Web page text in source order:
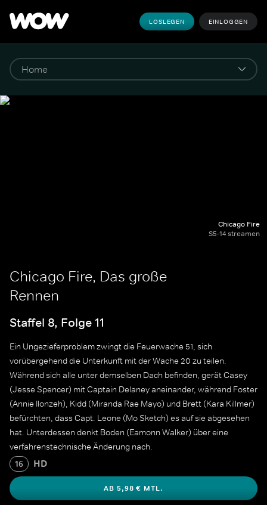
LOSLEGEN EINLOGGEN
Chicago Fire
S5-14 streamen
Chicago Fire, Das große
Rennen
Staffel 8, Folge 11
Ein Ungezieferproblem zwingt die Feuerwache 51, sich
vorübergehend die Unterkunft mit der Wache 20 zu teilen.
Während sich alle unter demselben Dach befinden, gerät Casey
(Jesse Spencer) mit Captain Delaney aneinander, während Foster
(Annie Ilonzeh), Kidd (Miranda Rae Mayo) und Brett (Kara Killmer)
befürchten, dass Capt. Leone (Mo Sketch) es auf sie abgesehen
hat. Unterdessen denkt Boden (Eamonn Walker) über eine
verfahrenstechnische Änderung nach.
16
HD
AB 5,98 € MTL.